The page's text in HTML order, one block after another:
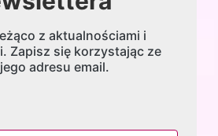
z aktualnościami i
Zapisz się korzystając ze
adresu email.